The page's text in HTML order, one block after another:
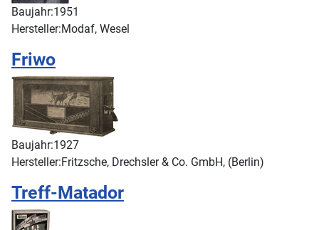
Baujahr:1951
Hersteller:Modaf, Wesel
Friwo
Baujahr:1927
Hersteller:Fritzsche, Drechsler & Co. GmbH, (Berlin)
Treff-Matador